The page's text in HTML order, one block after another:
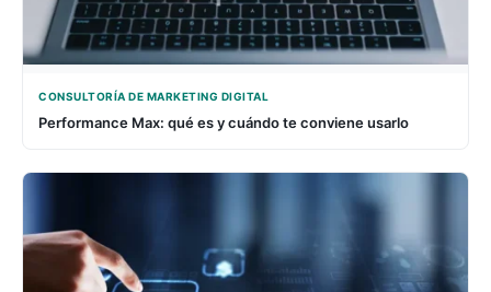
CONSULTORÍA DE MARKETING DIGITAL
Performance Max: qué es y cuándo te conviene usarlo